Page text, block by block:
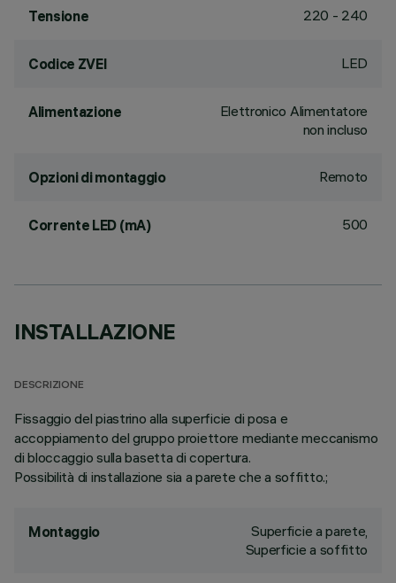
Tensione 220 - 240
Codice ZVEI LED
Alimentazione
Elettronico Alimentatore
non incluso
Opzioni di montaggio Remoto
Corrente LED (mA) 500
INSTALLAZIONE
DESCRIZIONE
Fissaggio del piastrino alla superficie di posa e
accoppiamento del gruppo proiettore mediante meccanismo
di bloccaggio sulla basetta di copertura.
Possibilità di installazione sia a parete che a soffitto.;
Montaggio
Superficie a parete,
Superficie a soffitto